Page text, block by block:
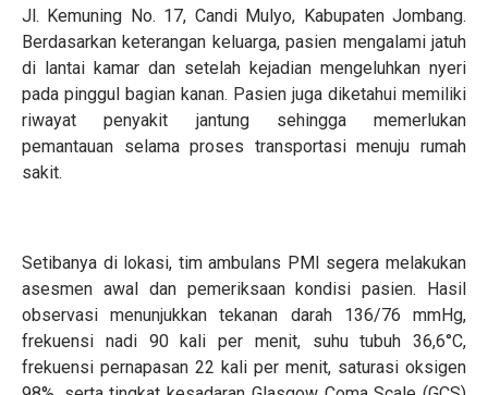
Jl. Kemuning No. 17, Candi Mulyo, Kabupaten Jombang.
Berdasarkan keterangan keluarga, pasien mengalami jatuh
di lantai kamar dan setelah kejadian mengeluhkan nyeri
pada pinggul bagian kanan. Pasien juga diketahui memiliki
riwayat penyakit jantung sehingga memerlukan
pemantauan selama proses transportasi menuju rumah
sakit.
Setibanya di lokasi, tim ambulans PMI segera melakukan
asesmen awal dan pemeriksaan kondisi pasien. Hasil
observasi menunjukkan tekanan darah 136/76 mmHg,
frekuensi nadi 90 kali per menit, suhu tubuh 36,6°C,
frekuensi pernapasan 22 kali per menit, saturasi oksigen